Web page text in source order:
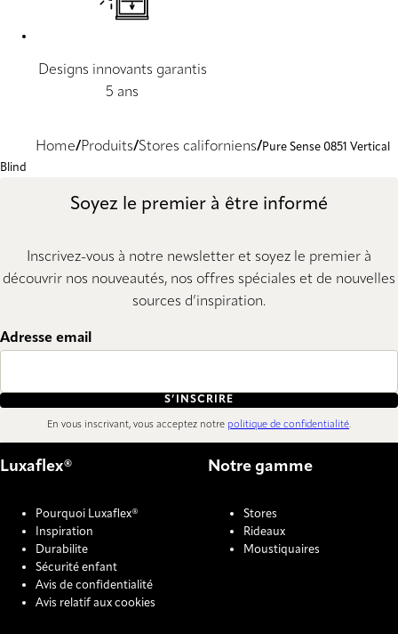
Designs innovants garantis
5 ans
Home Produits Stores californiens
Pure Sense 0851 Vertical
Blind
Soyez le premier à être informé
Inscrivez-vous à notre newsletter et soyez le premier à
découvrir nos nouveautés, nos offres spéciales et de nouvelles
sources d’inspiration.
Adresse email
S’INSCRIRE
En vous inscrivant, vous acceptez notre politique de confidentialité.
Luxaflex®
Pourquoi Luxaflex®
Inspiration
Durabilite
Sécurité enfant
Avis de confidentialité
Avis relatif aux cookies
Notre gamme
Stores
Rideaux
Moustiquaires